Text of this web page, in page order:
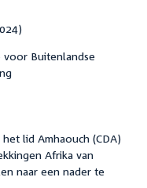
voor Buitenlandse
lid Amhaouch (CDA)
Afrika van
naar een nader te